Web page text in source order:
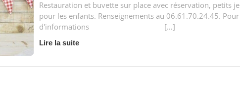
Restauration et buvette sur place avec réservation, petits
pour les enfants. Renseignements au 06.61.70.24.45.
d'informations […]
Lire la suite